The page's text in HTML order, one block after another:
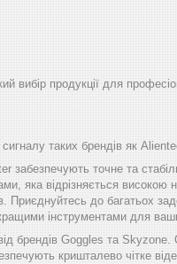
вибір продукції для
таких брендів як
забезпечують точне та
яка відрізняється високою
Приєднуйтесь до багатьох
інструментами для
брендів Goggles та
кришталево чітке